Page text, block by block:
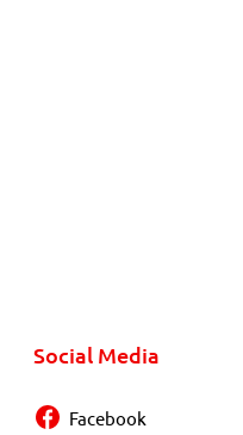
Social Media
Facebook